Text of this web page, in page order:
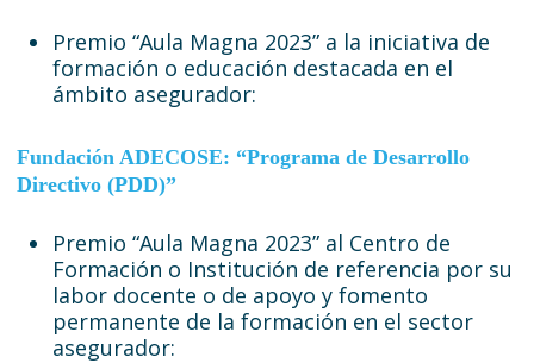
Premio “Aula Magna 2023” a la iniciativa de
formación o educación destacada en el
ámbito asegurador:
Fundación ADECOSE: “Programa de Desarrollo
Directivo (PDD)”
Premio “Aula Magna 2023” al Centro de
Formación o Institución de referencia por su
labor docente o de apoyo y fomento
permanente de la formación en el sector
asegurador: